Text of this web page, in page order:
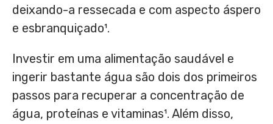
deixando-a ressecada e com aspecto áspero
e esbranquiçado¹.
Investir em uma alimentação saudável e
ingerir bastante água são dois dos primeiros
passos para recuperar a concentração de
água, proteínas e vitaminas¹. Além disso,